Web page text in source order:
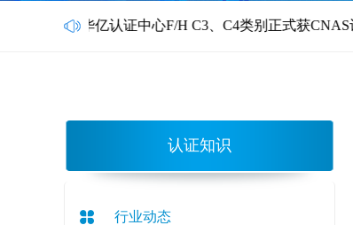
华亿认证中心F/H C3、C4类别正式获CNAS认可！
认证知识
行业动态